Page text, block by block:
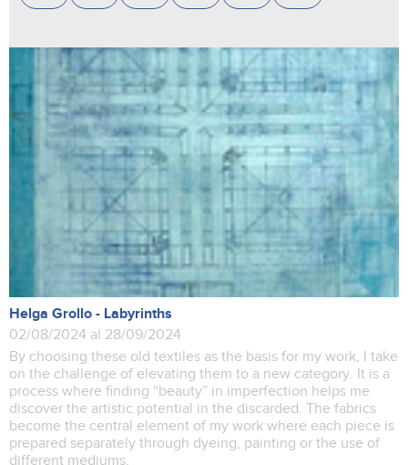
Helga Grollo - Labyrinths
02/08/2024 al 28/09/2024
By choosing these old textiles as the basis for my work, I take
on the challenge of elevating them to a new category. It is a
process where finding “beauty” in imperfection helps me
discover the artistic potential in the discarded. The fabrics
become the central element of my work where each piece is
prepared separately through dyeing, painting or the use of
different mediums.